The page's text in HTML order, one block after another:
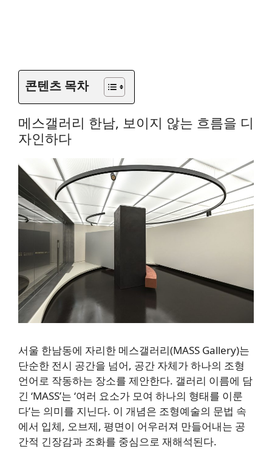
콘텐츠 목차
메스갤러리 한남, 보이지 않는 흐름을 디
자인하다
서울 한남동에 자리한 메스갤러리(MASS Gallery)는
단순한 전시 공간을 넘어, 공간 자체가 하나의 조형
언어로 작동하는 장소를 제안한다. 갤러리 이름에 담
긴 ‘MASS’는 ‘여러 요소가 모여 하나의 형태를 이룬
다’는 의미를 지닌다. 이 개념은 조형예술의 문법 속
에서 입체, 오브제, 평면이 어우러져 만들어내는 공
간적 긴장감과 조화를 중심으로 재해석된다.